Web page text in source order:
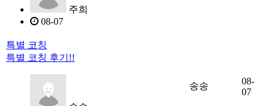
주희
08-07
특별 코칭
특별 코칭 후기!!
송송
08-
07